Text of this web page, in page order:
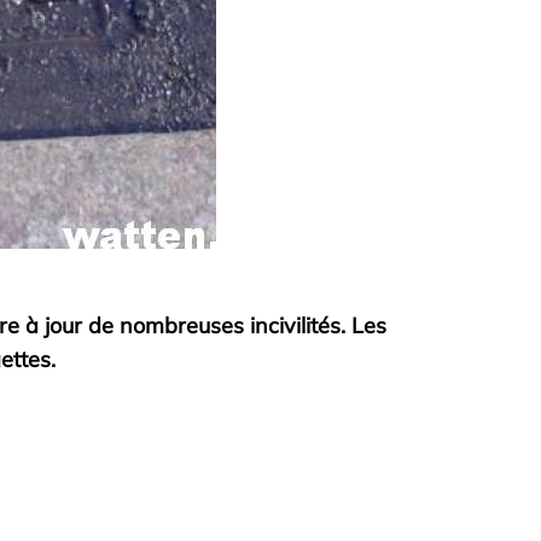
à jour de nombreuses incivilités. Les